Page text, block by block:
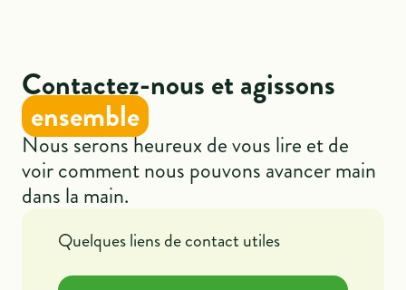
Contactez-nous et agissons
ensemble
Nous serons heureux de vous lire et de
voir comment nous pouvons avancer main
dans la main.
Quelques liens de contact utiles